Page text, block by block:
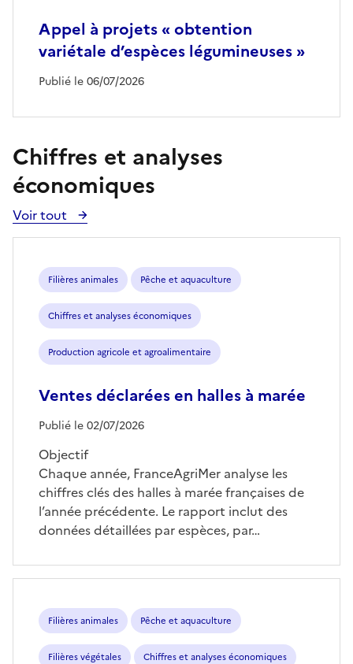
Appel à projets « obtention
variétale d’espèces légumineuses »
Publié le 06/07/2026
Chiffres et analyses
économiques
Voir tout
Voir
toutes
publications
Filières animales Pêche et aquaculture
Chiffres et analyses économiques
Production agricole et agroalimentaire
Ventes déclarées en halles à marée
Publié le 02/07/2026
Objectif
Chaque année, FranceAgriMer analyse les
chiffres clés des halles à marée françaises de
l’année précédente. Le rapport inclut des
données détaillées par espèces, par…
Filières animales Pêche et aquaculture
Filières végétales Chiffres et analyses économiques